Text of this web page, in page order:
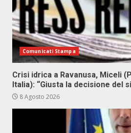
Comunicati Stampa
Crisi idrica a Ravanusa, Miceli
Italia): “Giusta la decisione del
8 Agosto 2026